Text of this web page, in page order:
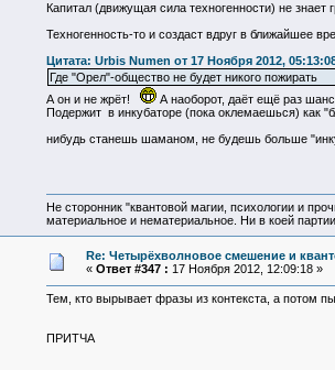
Капитал (движущая сила техногенности) не
Техногенность-то и создаст вдруг в ближайшее
Цитата: Urbis Numen от 17 Ноября 2012,
Где "Орел"-общество не будет никого пожирать
А он и не жрёт!
А наоборот, даёт ещё раз
Подержит в инкубаторе (пока оклемаешься) как
нибудь станешь шаманом, не будешь больше
Не сторонник "квантовой магии, психологии и
материальное и нематериальное. Ни в коей
Re: Четырёхволновое смешение и
« Ответ #347 : 17 Ноября 2012, 12:09:18 »
Тем, кто вырывает фразы из контекста, а потом
ПРИТЧА